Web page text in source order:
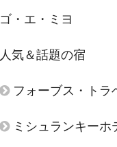
ゴ・エ・ミヨ
人気＆話題の宿
フォーブス・トラ
ミシュランキーホ